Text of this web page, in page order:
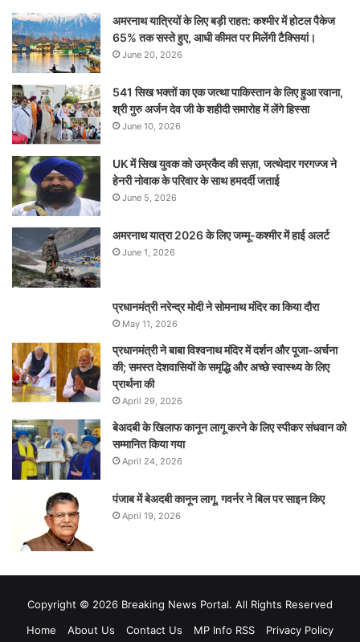
अमरनाथ यात्रियों के लिए बड़ी राहत: कश्मीर में होटल पैकेज
65% तक सस्ते हुए, आधी कीमत पर मिलेंगी टैक्सियां।
June 20, 2026
541 सिख भक्तों का एक जत्था पाकिस्तान के लिए हुआ रवाना,
श्री गुरु अर्जन देव जी के शहीदी समारोह में लेंगे हिस्सा
June 10, 2026
UK में सिख युवक को उम्रकैद की सज़ा, जत्थेदार गरगज्ज ने
हेनरी नोवाक के परिवार के साथ हमदर्दी जताई
June 5, 2026
अमरनाथ यात्रा 2026 के लिए जम्मू-कश्मीर में हाई अलर्ट
June 1, 2026
प्रधानमंत्री नरेन्‍द्र मोदी ने सोमनाथ मंदिर का किया दौरा
May 11, 2026
प्रधानमंत्री ने बाबा विश्वनाथ मंदिर में दर्शन और पूजा-अर्चना
की; समस्‍त देशवासियों के समृद्धि और अच्छे स्वास्थ्य के लिए
प्रार्थना की
April 29, 2026
बेअदबी के खिलाफ कानून लागू करने के लिए स्पीकर संधवान को
सम्मानित किया गया
April 24, 2026
पंजाब में बेअदबी कानून लागू, गवर्नर ने बिल पर साइन किए
April 19, 2026
Copyright © 2026 Breaking News Portal. All Rights Reserved
Home
About Us Contact Us MP Info RSS Privacy Policy